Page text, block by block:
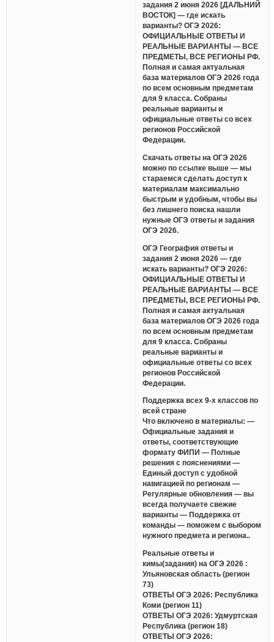
задания 2 июня 2026 [ДАЛЬНИЙ
ВОСТОК] — где искать
варианты? ОГЭ 2026:
ОФИЦИАЛЬНЫЕ ОТВЕТЫ И
РЕАЛЬНЫЕ ВАРИАНТЫ — ВСЕ
ПРЕДМЕТЫ, ВСЕ РЕГИОНЫ РФ.
Полная и самая актуальная
база материалов ОГЭ 2026 года
по всем основным предметам
для 9 класса. Собраны
реальные варианты и
официальные ответы со всех
регионов Российской
Федерации.
Скачать ответы на ОГЭ 2026
можно по ссылке выше — мы
стараемся сделать доступ к
материалам максимально
быстрым и удобным, чтобы вы
без лишнего поиска нашли
нужные ОГЭ ответы и задания
ОГЭ 2026.
ОГЭ География ответы и
задания 2 июня 2026 — где
искать варианты? ОГЭ 2026:
ОФИЦИАЛЬНЫЕ ОТВЕТЫ И
РЕАЛЬНЫЕ ВАРИАНТЫ — ВСЕ
ПРЕДМЕТЫ, ВСЕ РЕГИОНЫ РФ.
Полная и самая актуальная
база материалов ОГЭ 2026 года
по всем основным предметам
для 9 класса. Собраны
реальные варианты и
официальные ответы со всех
регионов Российской
Федерации.
Поддержка всех 9-х классов по
всей стране
Что включено в материалы: —
Официальные задания и
ответы, соответствующие
формату ФИПИ — Полные
решения с пояснениями —
Единый доступ с удобной
навигацией по регионам —
Регулярные обновления — вы
всегда получаете свежие
варианты — Поддержка от
команды — поможем с выбором
нужного предмета и региона..
Реальные ответы и
кимы(задания) на ОГЭ 2026 :
Ульяновская область (регион
73)
ОТВЕТЫ ОГЭ 2026: Республика
Коми (регион 11)
ОТВЕТЫ ОГЭ 2026: Удмуртская
Республика (регион 18)
ОТВЕТЫ ОГЭ 2026: